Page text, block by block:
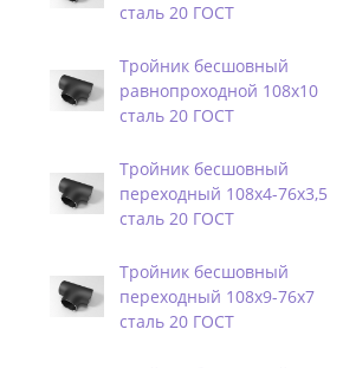
сталь 20 ГОСТ
Тройник бесшовный
равнопроходной 108х10
сталь 20 ГОСТ
Тройник бесшовный
переходный 108х4-76х3,5
сталь 20 ГОСТ
Тройник бесшовный
переходный 108х9-76х7
сталь 20 ГОСТ